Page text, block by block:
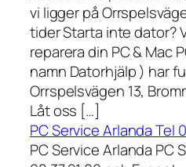
vi ligger på
tider Starta inte dator?
reparera din PC & Mac
namn Datorhjälp ) har
Orrspelsvägen 13,
Låt oss […]
PC Service Arlanda Tel
PC Service Arlanda PC